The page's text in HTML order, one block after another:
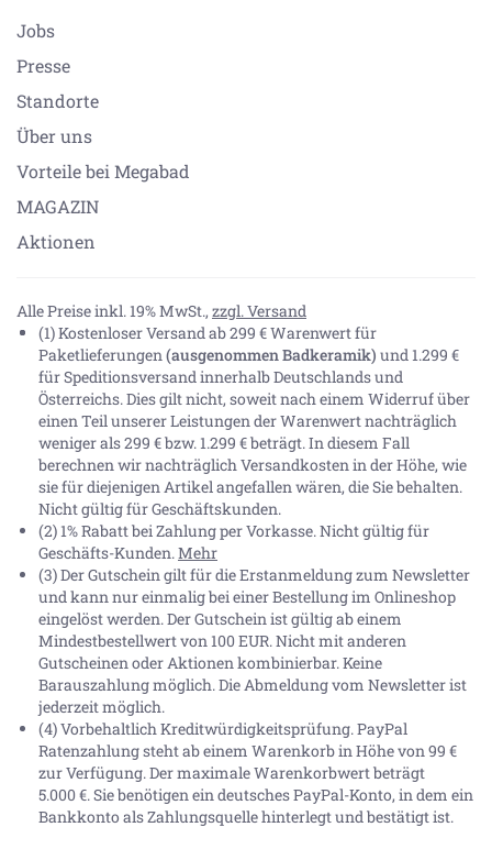
Jobs
Presse
Standorte
Über uns
Vorteile bei Megabad
MAGAZIN
Aktionen
Alle Preise inkl. 19% MwSt., zzgl. Versand
(1) Kostenloser Versand ab 299 € Warenwert für
Paketlieferungen(ausgenommen Badkeramik) und 1.299 €
für Speditionsversand innerhalb Deutschlands und
Österreichs. Dies gilt nicht, soweit nach einem Widerruf über
einen Teil unserer Leistungen der Warenwert nachträglich
weniger als 299 € bzw. 1.299 € beträgt. In diesem Fall
berechnen wir nachträglich Versandkosten in der Höhe, wie
sie für diejenigen Artikel angefallen wären, die Sie behalten.
Nicht gültig für Geschäftskunden.
(2) 1% Rabatt bei Zahlung per Vorkasse. Nicht gültig für
Geschäfts-Kunden.Mehr
(3) Der Gutschein gilt für die Erstanmeldung zum Newsletter
und kann nur einmalig bei einer Bestellung im Onlineshop
eingelöst werden. Der Gutschein ist gültig ab einem
Mindestbestellwert von 100 EUR. Nicht mit anderen
Gutscheinen oder Aktionen kombinierbar. Keine
Barauszahlung möglich. Die Abmeldung vom Newsletter ist
jederzeit möglich.
(4) Vorbehaltlich Kreditwürdigkeitsprüfung. PayPal
Ratenzahlung steht ab einem Warenkorb in Höhe von99 €
zur Verfügung. Der maximale Warenkorbwert beträgt
5.000 €. Sie benötigen ein deutsches PayPal-Konto, in dem ein
Bankkonto als Zahlungsquelle hinterlegt und bestätigt ist.